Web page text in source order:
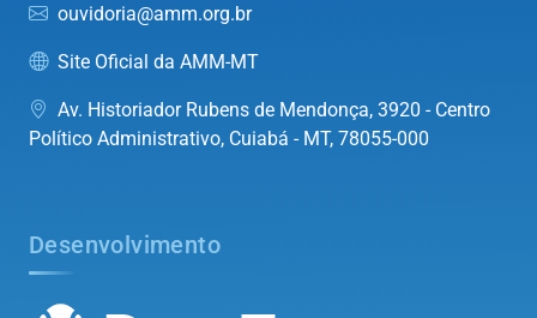
ouvidoria@amm.org.br
Site Oficial da AMM-MT
Av. Historiador Rubens de Mendonça, 3920 - Centro
Político Administrativo, Cuiabá - MT, 78055-000
Desenvolvimento